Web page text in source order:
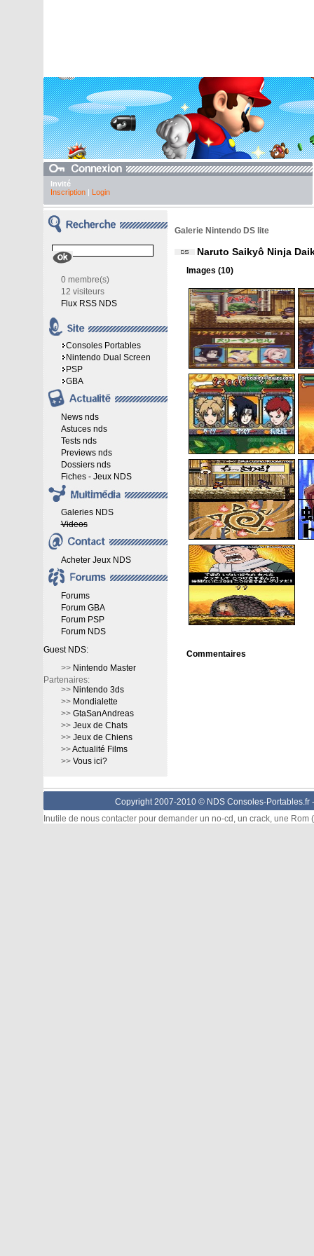
Invité
Inscription| Login
0 membre(s)
12 visiteurs
Flux RSS NDS
Consoles Portables
Nintendo Dual Screen
PSP
GBA
News nds
Astuces nds
Tests nds
Previews nds
Dossiers nds
Fiches - Jeux NDS
Galeries NDS
Videos
Acheter Jeux NDS
Forums
Forum GBA
Forum PSP
Forum NDS
Guest NDS:
>> Nintendo Master
Partenaires:
>> Nintendo 3ds
>> Mondialette
>> GtaSanAndreas
>> Jeux de Chats
>> Jeux de Chiens
>>Actualité Films
>> Vous ici?
Galerie Nintendo DS lite
Naruto Saikyô Ninja
Images (10)
Commentaires
Copyright 2007-2010 © NDS Consoles-Portables.fr
Inutile de nous contacter pour demander un no-cd, un crack, une